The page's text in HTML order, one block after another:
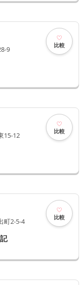
9 比較
15-12 比較
町2-5-4 比較